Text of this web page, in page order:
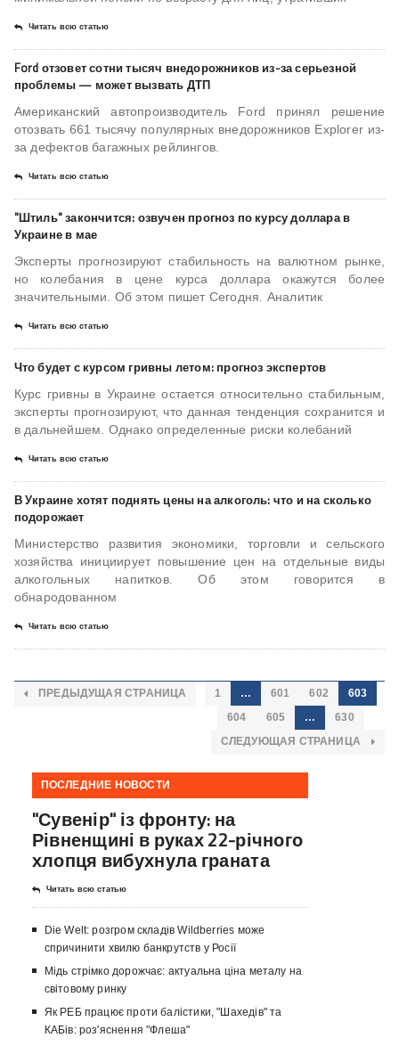
Читать всю статью
​Ford отзовет сотни тысяч внедорожников из-за серьезной
проблемы — может вызвать ДТП
Американский автопроизводитель Ford принял решение
отозвать 661 тысячу популярных внедорожников Explorer из-
за дефектов багажных рейлингов.
Читать всю статью
"Штиль" закончится: озвучен прогноз по курсу доллара в
Украине в мае
Эксперты прогнозируют стабильность на валютном рынке,
но колебания в цене курса доллара окажутся более
значительными. Об этом пишет Сегодня. Аналитик
Читать всю статью
Что будет с курсом гривны летом: прогноз экспертов
Курс гривны в Украине остается относительно стабильным,
эксперты прогнозируют, что данная тенденция сохранится и
в дальнейшем. Однако определенные риски колебаний
Читать всю статью
В Украине хотят поднять цены на алкоголь: что и на сколько
подорожает
Министерство развития экономики, торговли и сельского
хозяйства инициирует повышение цен на отдельные виды
алкогольных напитков. Об этом говорится в
обнародованном
Читать всю статью
ПРЕДЫДУЩАЯ СТРАНИЦА 1 … 601 602
603
604
605 …
630
СЛЕДУЮЩАЯ СТРАНИЦА
ПОСЛЕДНИЕ НОВОСТИ
"Сувенір" із фронту: на
Рівненщині в руках 22-річного
хлопця вибухнула граната
Читать всю статью
Die Welt: розгром складів Wildberries може
спричинити хвилю банкрутств у Росії
Мідь стрімко дорожчає: актуальна ціна металу на
світовому ринку
Як РЕБ працює проти балістики, "Шахедів" та
КАБів: роз'яснення "Флеша"